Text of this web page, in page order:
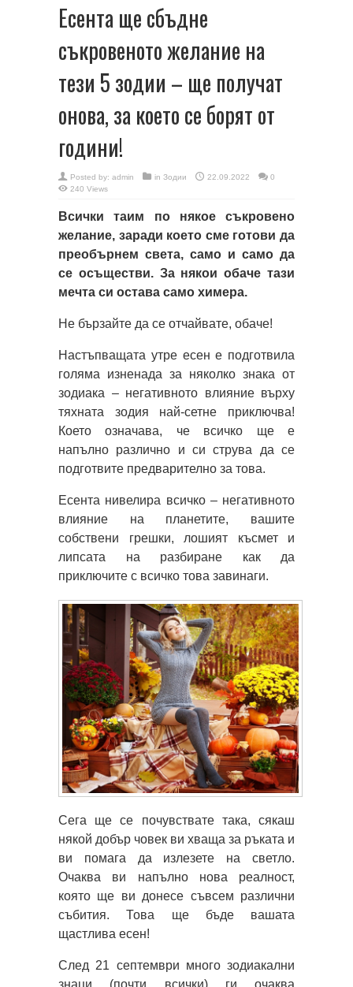
Есента ще сбъдне
съкровеното желание на
тези 5 зодии – ще получат
онова, за което се борят от
години!
Posted by: admin in Зодии 22.09.2022
0
240 Views
Всички таим по някое съкровено
желание, заради което сме готови да
преобърнем света, само и само да
се осъществи. За някои обаче тази
мечта си остава само химера.
Не бързайте да се отчайвате, обаче!
Настъпващата утре есен е подготвила
голяма изненада за няколко знака от
зодиака – негативното влияние върху
тяхната зодия най-сетне приключва!
Което означава, че всичко ще е
напълно различно и си струва да се
подготвите предварително за това.
Есента нивелира всичко – негативното
влияние на планетите, вашите
собствени грешки, лошият късмет и
липсата на разбиране как да
приключите с всичко това завинаги.
Сега ще се почувствате така, сякаш
някой добър човек ви хваща за ръката и
ви помага да излезете на светло.
Очаква ви напълно нова реалност,
която ще ви донесе съвсем различни
събития. Това ще бъде вашата
щастлива есен!
След 21 септември много зодиакални
знаци (почти всички) ги очаква